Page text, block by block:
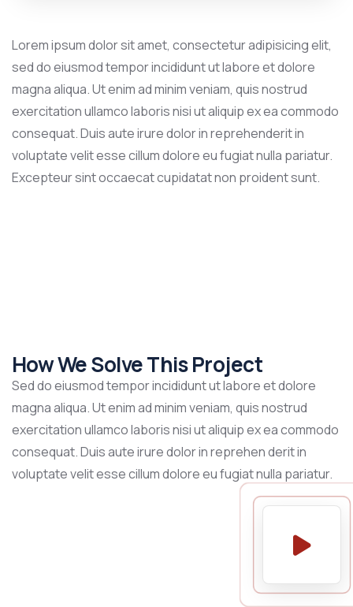
Lorem ipsum dolor sit amet, consectetur adipisicing elit,
sed do eiusmod tempor incididunt ut labore et dolore
magna aliqua. Ut enim ad minim veniam, quis nostrud
exercitation ullamco laboris nisi ut aliquip ex ea commodo
consequat. Duis aute irure dolor in reprehenderit in
voluptate velit esse cillum dolore eu fugiat nulla pariatur.
Excepteur sint occaecat cupidatat non proident sunt.
How We Solve This Project
Sed do eiusmod tempor incididunt ut labore et dolore
magna aliqua. Ut enim ad minim veniam, quis nostrud
exercitation ullamco laboris nisi ut aliquip ex ea commodo
consequat. Duis aute irure dolor in reprehen derit in
voluptate velit esse cillum dolore eu fugiat nulla pariatur.